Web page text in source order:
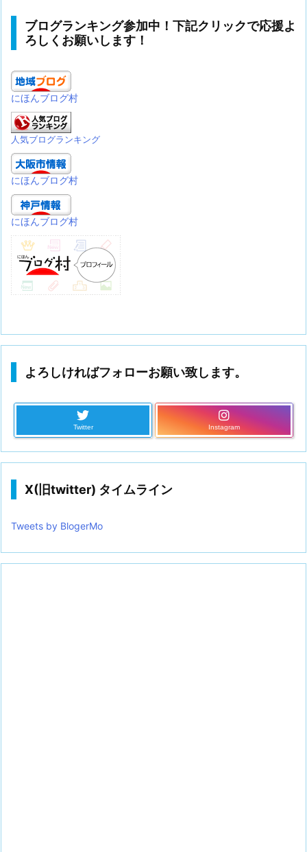
ブログランキング参加中！下記クリックで応援よ
ろしくお願いします！
にほんブログ村
人気ブログランキング
にほんブログ村
にほんブログ村
よろしければフォローお願い致します。
Twitter Instagram
X(旧twitter) タイムライン
Tweets by BlogerMo